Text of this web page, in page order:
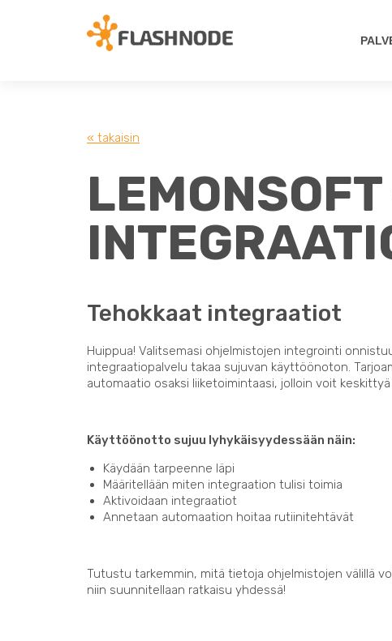
« takaisin
Tehokkaat integraatiot
Huippua! Valitsemasi ohjelmistojen integrointi
integraatiopalvelu takaa sujuvan käyttöönoton.
automaatio osaksi liiketoimintaasi, jolloin voit
Käyttöönotto sujuu lyhykäisyydessään näin:
Käydään tarpeenne läpi
Määritellään miten integraation tulisi toimia
Aktivoidaan integraatiot
Annetaan automaation hoitaa rutiinitehtävät
Tutustu tarkemmin, mitä tietoja ohjelmistojen välillä
niin suunnitellaan ratkaisu yhdessä!